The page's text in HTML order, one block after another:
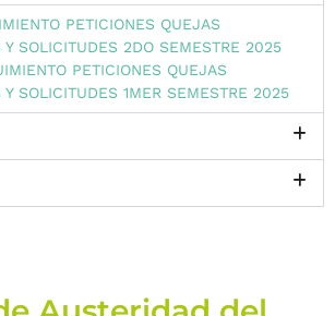
PETICIONES QUEJAS
Y SOLICITUDES 2DO SEMESTRE 2025
PETICIONES QUEJAS
Y SOLICITUDES 1MER SEMESTRE 2025